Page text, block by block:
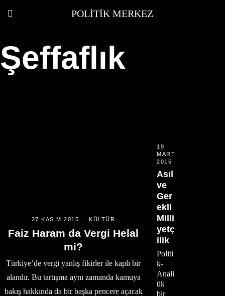
POLITIK MERKEZ
Şeffaflık
27 KASIM 2015 KÜLTÜR
Faiz Haram da Vergi Helal
mi?
Türkiye’de vergi yanlış fikirler ile kaplı bir
alandır. Bu tartışma aynı zamanda kamuya
bakış hakkında da bir başka pencere açacak
19
MART
2015
Asıl
ve
Ger
ekli
Milli
yetç
ilik
Politi
k-
Anali
tik
bir